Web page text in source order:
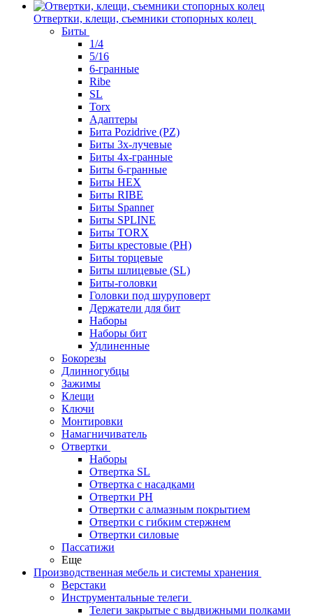
Отвертки, клещи, съемники стопорных колец
Биты
1/4
5/16
6-гранные
Ribe
SL
Torx
Адаптеры
Бита Pozidrive (PZ)
Биты 3х-лучевые
Биты 4х-гранные
Биты 6-гранные
Биты HEX
Биты RIBE
Биты Spanner
Биты SPLINE
Биты TORX
Биты крестовые (PH)
Биты торцевые
Биты шлицевые (SL)
Биты-головки
Головки под шуруповерт
Держатели для бит
Наборы
Наборы бит
Удлиненные
Бокорезы
Длинногубцы
Зажимы
Клещи
Ключи
Монтировки
Намагничиватель
Отвертки
Наборы
Отвертка SL
Отвертка с насадками
Отвертки PH
Отвертки с алмазным покрытием
Отвертки с гибким стержнем
Отвертки силовые
Пассатижи
Еще
Производственная мебель и системы хранения
Верстаки
Инструментальные телеги
Телеги закрытые с выдвижными полками